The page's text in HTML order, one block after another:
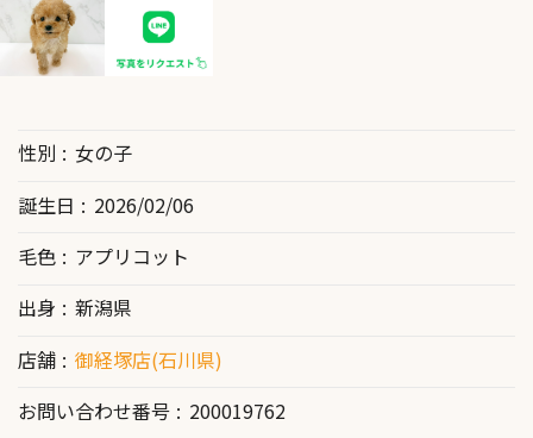
性別
女の子
誕生日
2026/02/06
毛色
アプリコット
出身
新潟県
店舗
御経塚店(石川県)
お問い合わせ番号
200019762